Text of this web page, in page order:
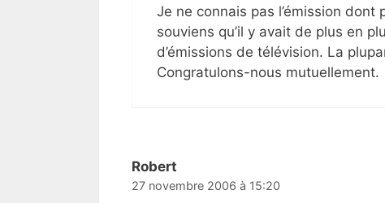
Je ne connais pas l’émission
souviens qu’il y avait de plus en
d’émissions de télévision. La
Congratulons-nous mutuellement.
Robert
27 novembre 2006 à 15:20